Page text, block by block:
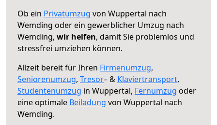
Ob ein Privatumzug von Wuppertal nach
Wemding oder ein gewerblicher Umzug nach
Wemding, wir helfen, damit Sie problemlos und
stressfrei umziehen können.
Allzeit bereit für Ihren Firmenumzug,
Seniorenumzug, Tresor– & Klaviertransport,
Studentenumzug in Wuppertal, Fernumzug oder
eine optimale Beiladung von Wuppertal nach
Wemding.